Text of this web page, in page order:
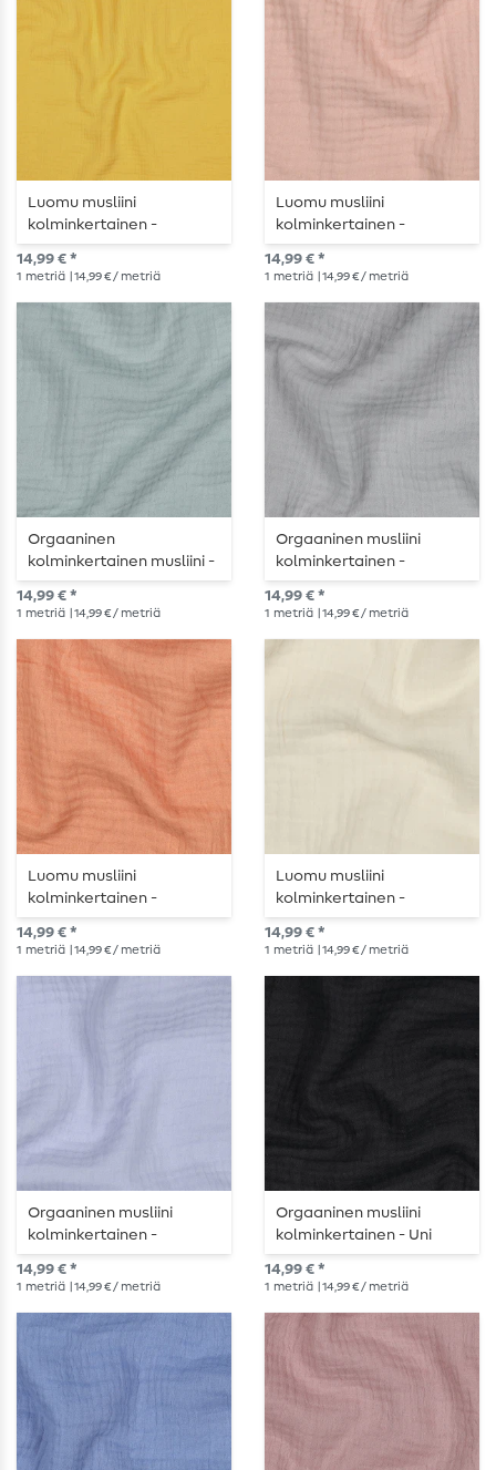
Luomu musliini
kolminkertainen -
tavallinen keltainen
14,99 € *
1 metriä | 14,99 € / metriä
Luomu musliini
kolminkertainen -
tavallinen pulveri
vaaleanpunainen
14,99 € *
1 metriä | 14,99 € / metriä
Orgaaninen
kolminkertainen musliini -
Uni Mint
14,99 € *
1 metriä | 14,99 € / metriä
Orgaaninen musliini
kolminkertainen -
vaaleanharmaa
14,99 € *
1 metriä | 14,99 € / metriä
Luomu musliini
kolminkertainen -
tavallinen persikka
14,99 € *
1 metriä | 14,99 € / metriä
Luomu musliini
kolminkertainen -
tavallinen vanilja
14,99 € *
1 metriä | 14,99 € / metriä
Orgaaninen musliini
kolminkertainen -
vaaleansininen
14,99 € *
1 metriä | 14,99 € / metriä
Orgaaninen musliini
kolminkertainen - Uni
Black
14,99 € *
1 metriä | 14,99 € / metriä